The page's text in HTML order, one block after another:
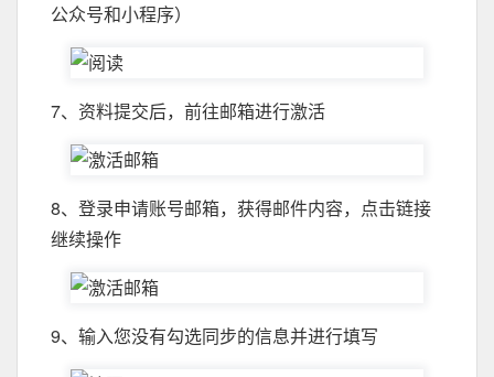
公众号和小程序）
7、资料提交后，前往邮箱进行激活
8、登录申请账号邮箱，获得邮件内容，点击链接
继续操作
9、输入您没有勾选同步的信息并进行填写